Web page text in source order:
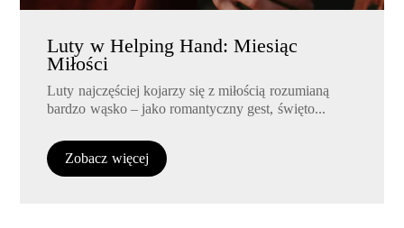
Luty w Helping Hand: Miesiąc
Miłości
Luty najczęściej kojarzy się z miłością rozumianą
bardzo wąsko – jako romantyczny gest, święto...
Zobacz więcej